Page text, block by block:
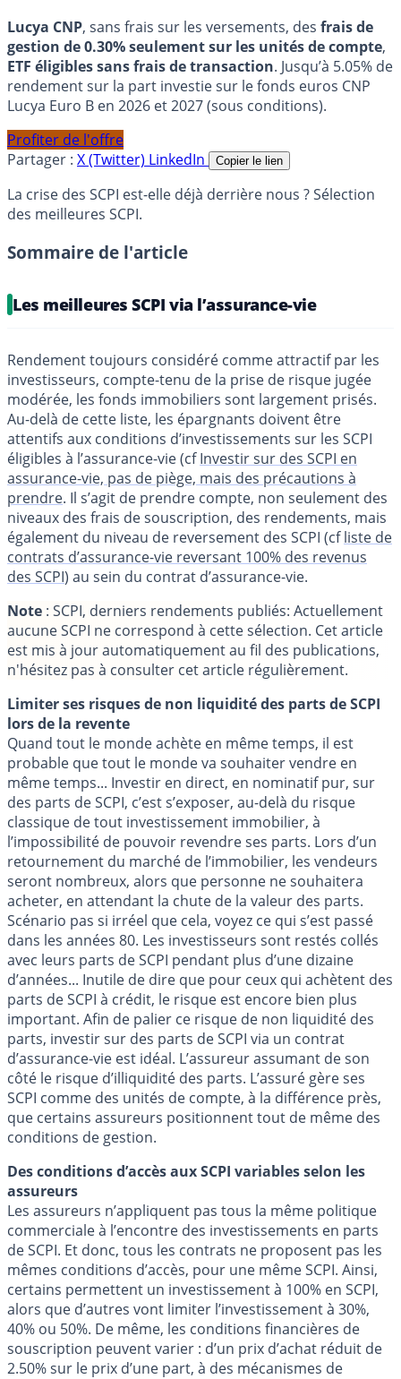
Lucya CNP, sans frais sur les versements, des frais de
gestion de 0.30% seulement sur les unités de compte,
ETF éligibles sans frais de transaction. Jusqu’à 5.05% de
rendement sur la part investie sur le fonds euros CNP
Lucya Euro B en 2026 et 2027 (sous conditions).
Profiter de l'offre
Partager : X (Twitter) LinkedIn Copier le lien
La crise des SCPI est-elle déjà derrière nous ? Sélection
des meilleures SCPI.
Sommaire de l'article
Les meilleures SCPI via l’assurance-vie
Rendement toujours considéré comme attractif par les
investisseurs, compte-tenu de la prise de risque jugée
modérée, les fonds immobiliers sont largement prisés.
Au-delà de cette liste, les épargnants doivent être
attentifs aux conditions d’investissements sur les SCPI
éligibles à l’assurance-vie (cfInvestir sur des SCPI en
assurance-vie, pas de piège, mais des précautions à
prendre. Il s’agit de prendre compte, non seulement des
niveaux des frais de souscription, des rendements, mais
également du niveau de reversement des SCPI (cfliste de
contrats d’assurance-vie reversant 100% des revenus
des SCPI) au sein du contrat d’assurance-vie.
Note : SCPI, derniers rendements publiés: Actuellement
aucune SCPI ne correspond à cette sélection. Cet article
est mis à jour automatiquement au fil des publications,
n'hésitez pas à consulter cet article régulièrement.
Limiter ses risques de non liquidité des parts de SCPI
lors de la revente
Quand tout le monde achète en même temps, il est
probable que tout le monde va souhaiter vendre en
même temps... Investir en direct, en nominatif pur, sur
des parts de SCPI, c’est s’exposer, au-delà du risque
classique de tout investissement immobilier, à
l’impossibilité de pouvoir revendre ses parts. Lors d’un
retournement du marché de l’immobilier, les vendeurs
seront nombreux, alors que personne ne souhaitera
acheter, en attendant la chute de la valeur des parts.
Scénario pas si irréel que cela, voyez ce qui s’est passé
dans les années 80. Les investisseurs sont restés collés
avec leurs parts de SCPI pendant plus d’une dizaine
d’années... Inutile de dire que pour ceux qui achètent des
parts de SCPI à crédit, le risque est encore bien plus
important. Afin de palier ce risque de non liquidité des
parts, investir sur des parts de SCPI via un contrat
d’assurance-vie est idéal. L’assureur assumant de son
côté le risque d’illiquidité des parts. L’assuré gère ses
SCPI comme des unités de compte, à la différence près,
que certains assureurs positionnent tout de même des
conditions de gestion.
Des conditions d’accès aux SCPI variables selon les
assureurs
Les assureurs n’appliquent pas tous la même politique
commerciale à l’encontre des investissements en parts
de SCPI. Et donc, tous les contrats ne proposent pas les
mêmes conditions d’accès, pour une même SCPI. Ainsi,
certains permettent un investissement à 100% en SCPI,
alors que d’autres vont limiter l’investissement à 30%,
40% ou 50%. De même, les conditions financières de
souscription peuvent varier : d’un prix d’achat réduit de
2.50% sur le prix d’une part, à des mécanismes de